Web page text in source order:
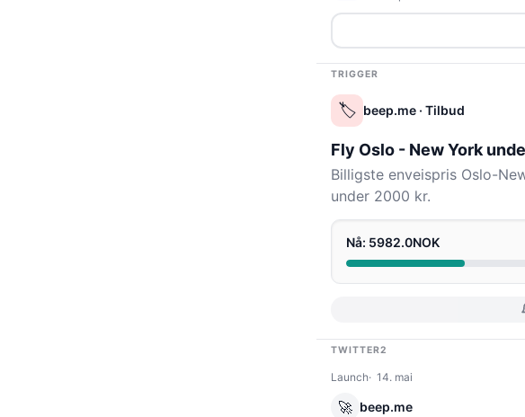
TRIGGER
🏷️ beep.me · Tilbud
Fly Oslo - New York
Billigste enveispris Oslo-
under 2000 kr.
Nå: 5982.0NOK
TWITTER2
Launch 14. mai
🚀 beep.me